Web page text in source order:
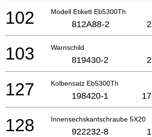
Modell Etikett Eb5300Th
102 812A88-2
Warnschild
103 819430-2
Kolbensatz Eb5300Th
127 198420-1
Innensechskantschraube 5X20
128 922232-8